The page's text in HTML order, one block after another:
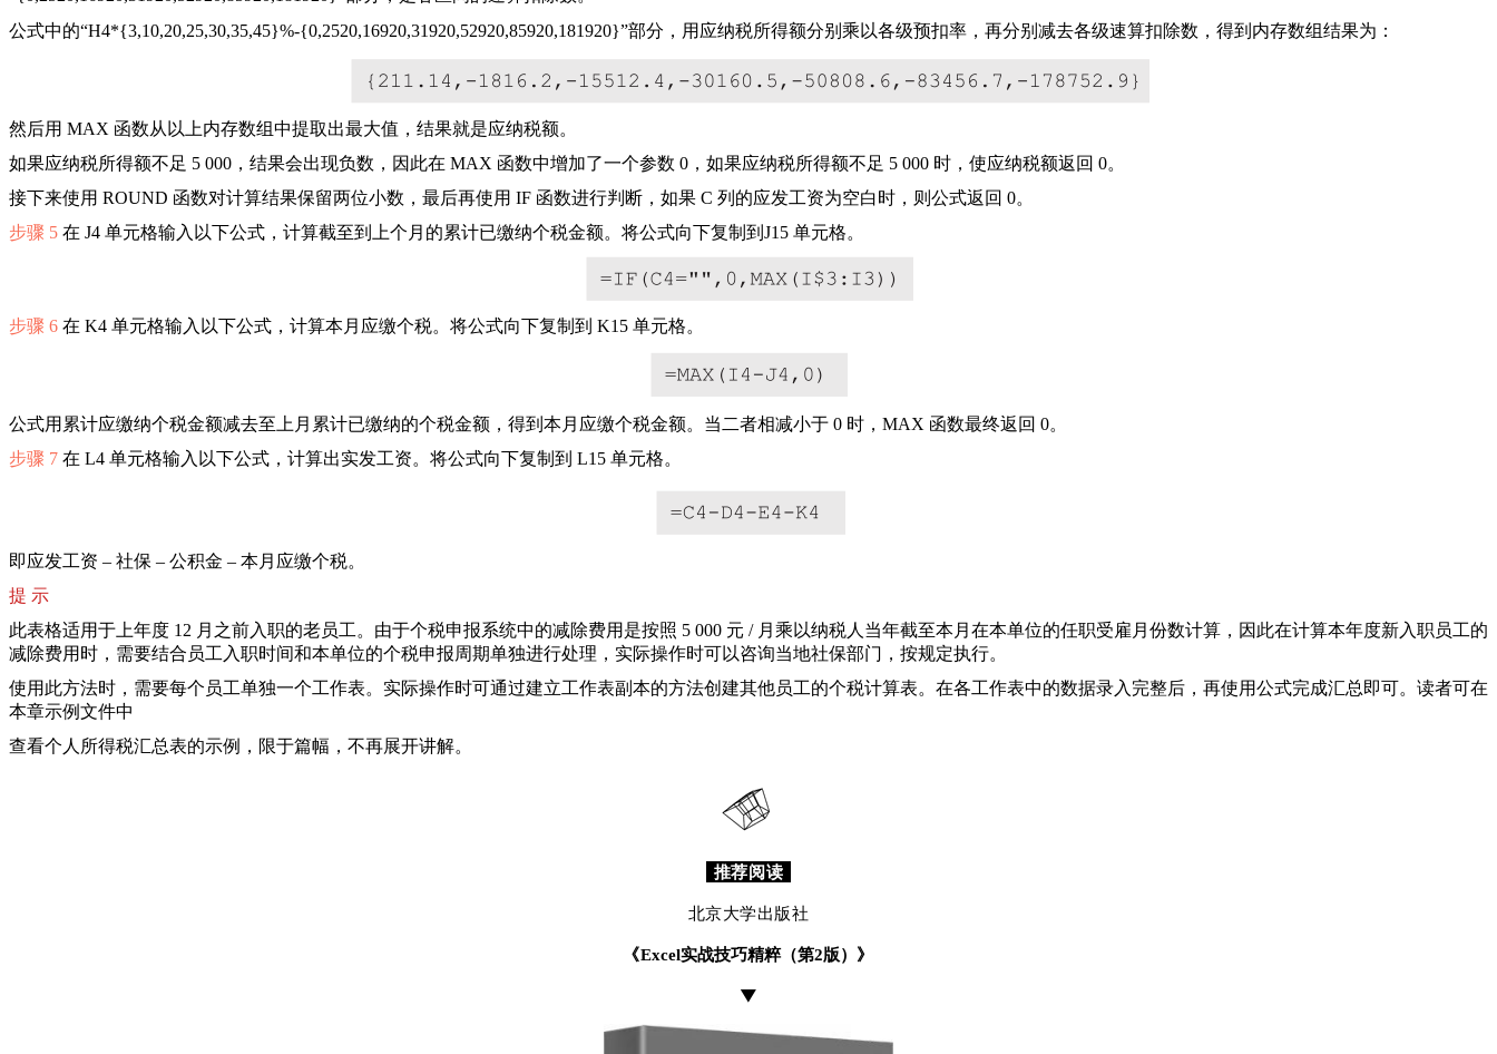
公式中的“H4*{3,10,20,25,30,35,45}%-{0,2520,16920,31920,52920,85920,181920}”部分，用应纳税所得额分别乘以各级预扣率，再分别减去各级速算扣除数，得到内存数组结果为：
然后用 MAX 函数从以上内存数组中提取出最大值，结果就是应纳税额。
如果应纳税所得额不足 5 000，结果会出现负数，因此在 MAX 函数中增加了一个参数 0，如果应纳税所得额不足 5 000 时，使应纳税额返回 0。
接下来使用 ROUND 函数对计算结果保留两位小数，最后再使用 IF 函数进行判断，如果 C 列的应发工资为空白时，则公式返回 0。
步骤 5 在 J4 单元格输入以下公式，计算截至到上个月的累计已缴纳个税金额。将公式向下复制到J15 单元格。
步骤 6 在 K4 单元格输入以下公式，计算本月应缴个税。将公式向下复制到 K15 单元格。
公式用累计应缴纳个税金额减去至上月累计已缴纳的个税金额，得到本月应缴个税金额。当二者相减小于 0 时，MAX 函数最终返回 0。
步骤 7 在 L4 单元格输入以下公式，计算出实发工资。将公式向下复制到 L15 单元格。
即应发工资 – 社保 – 公积金 – 本月应缴个税。
提 示
此表格适用于上年度 12 月之前入职的老员工。由于个税申报系统中的减除费用是按照 5 000 元 / 月乘以纳税人当年截至本月在本单位的任职受雇月份数计算，因此在计算本年度新入职员工的
减除费用时，需要结合员工入职时间和本单位的个税申报周期单独进行处理，实际操作时可以咨询当地社保部门，按规定执行。
使用此方法时，需要每个员工单独一个工作表。实际操作时可通过建立工作表副本的方法创建其他员工的个税计算表。在各工作表中的数据录入完整后，再使用公式完成汇总即可。读者可在
本章示例文件中
查看个人所得税汇总表的示例，限于篇幅，不再展开讲解。
推荐阅读
北京大学出版社
《Excel实战技巧精粹（第2版） 》
▼